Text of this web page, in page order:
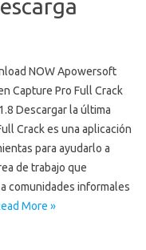
NOW Apowersoft
Capture Pro Full Crack
Descargar la última
Crack es una aplicación
para ayudarlo a
de trabajo que
comunidades informales
More »